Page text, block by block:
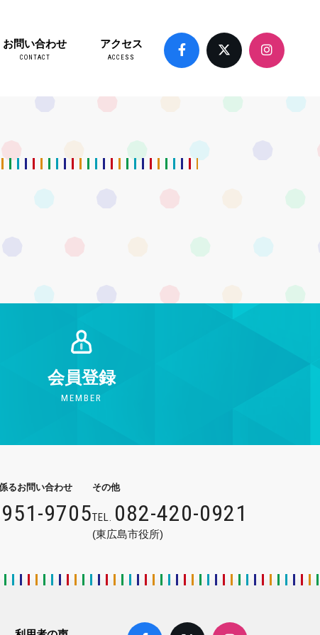
お問い合わせ
CONTACT
アクセス
ACCESS
会員登録
MEMBER
るお問い合わせ
9705
その他
TEL. 082-420-0921
(東広島市役所)